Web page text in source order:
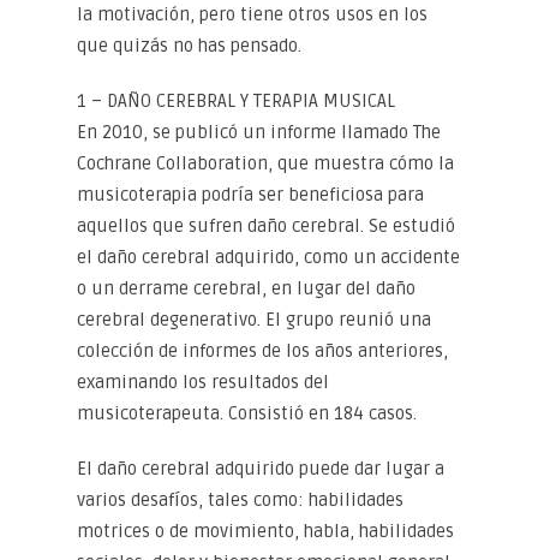
la motivación, pero tiene otros usos en los
que quizás no has pensado.
1 – DAÑO CEREBRAL Y TERAPIA MUSICAL
En 2010, se publicó un informe llamado The
Cochrane Collaboration, que muestra cómo la
musicoterapia podría ser beneficiosa para
aquellos que sufren daño cerebral. Se estudió
el daño cerebral adquirido, como un accidente
o un derrame cerebral, en lugar del daño
cerebral degenerativo. El grupo reunió una
colección de informes de los años anteriores,
examinando los resultados del
musicoterapeuta. Consistió en 184 casos.
El daño cerebral adquirido puede dar lugar a
varios desafíos, tales como: habilidades
motrices o de movimiento, habla, habilidades